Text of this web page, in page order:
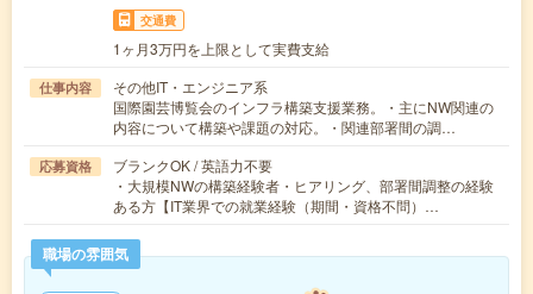
交通費
1ヶ月3万円を上限として実費支給
仕事内容
その他IT・エンジニア系
国際園芸博覧会のインフラ構築支援業務。・主にNW関連の
内容について構築や課題の対応。・関連部署間の調…
応募資格
ブランクOK / 英語力不要
・大規模NWの構築経験者・ヒアリング、部署間調整の経験
ある方【IT業界での就業経験（期間・資格不問）…
職場の雰囲気